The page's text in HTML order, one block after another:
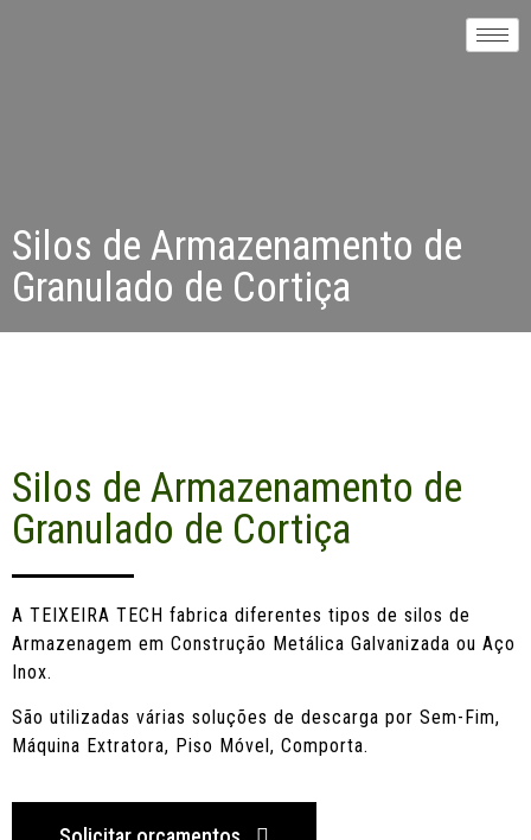
Silos de Armazenamento de
Granulado de Cortiça
Silos de Armazenamento de
Granulado de Cortiça
A TEIXEIRA TECH fabrica diferentes tipos de silos de
Armazenagem em Construção Metálica Galvanizada ou Aço
Inox.
São utilizadas várias soluções de descarga por Sem-Fim,
Máquina Extratora, Piso Móvel, Comporta.